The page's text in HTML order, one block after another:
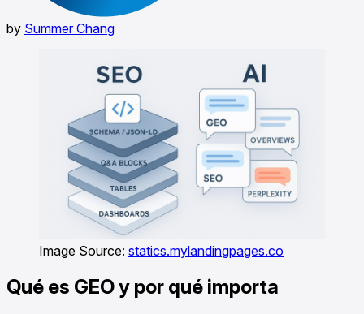
by Summer Chang
Image Source: statics.mylandingpages.co
Qué es GEO y por qué importa